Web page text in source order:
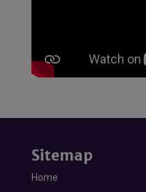
Sitemap
Home